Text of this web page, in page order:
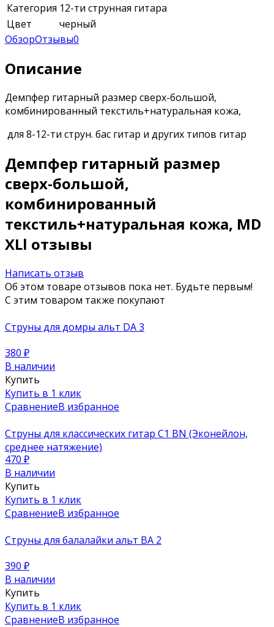
Категория 12-ти струнная гитара
Цвет
черный
ОбзорОтзывы0
Описание
Демпфер гитарный размер сверх-большой,
комбинированный текстиль+натуральная кожа,
для 8-12-ти струн. бас гитар и других типов гитар
Демпфер гитарный размер
сверх-большой,
комбинированный
текстиль+натуральная кожа, MD
XLl отзывы
Написать отзыв
Об этом товаре отзывов пока нет. Будьте первым!
С этим товаром также покупают
Струны для домры альт DA 3
380 ₽
В наличии
Купить
Купить в 1 клик
СравнениеВ избранное
Струны для классических гитар C1 BN (Эконейлон,
среднее натяжение)
470 ₽
В наличии
Купить
Купить в 1 клик
СравнениеВ избранное
Струны для балалайки альт BA 2
390 ₽
В наличии
Купить
Купить в 1 клик
СравнениеВ избранное